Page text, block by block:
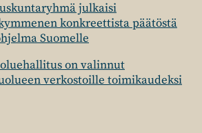
julkaisi
konkreettista päätöstä
Suomelle
on valinnut
verkostoille toimikaudeksi